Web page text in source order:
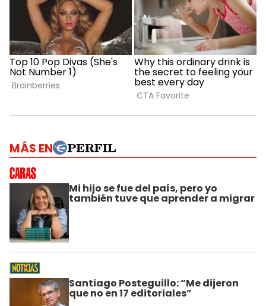
MÁS EN
Mi hijo se fue del país, pero yo
también tuve que aprender a migrar
Santiago Posteguillo: “Me dijeron
que no en 17 editoriales”